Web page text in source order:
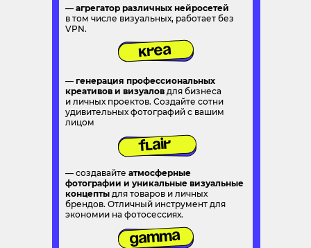
— агрегатор различных нейросетей
в том числе визуальных, работает без
VPN.
— генерация профессиональных
креативов и визуалов для бизнеса
и личных проектов. Создайте сотни
удивительных фотографий с вашим
лицом
Krea
— создавайте атмосферные
фотографии и уникальные визуальные
концепты для товаров и личных
брендов. Отличный инструмент для
экономии на фотосессиях.
Flair
Gamma